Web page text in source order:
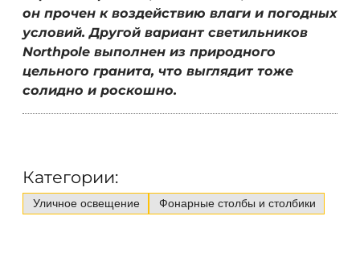
он прочен к воздействию влаги и погодных
условий. Другой вариант светильников
Northpole выполнен из природного
цельного гранита, что выглядит тоже
солидно и роскошно.
Категории:
Уличное освещение Фонарные столбы и столбики